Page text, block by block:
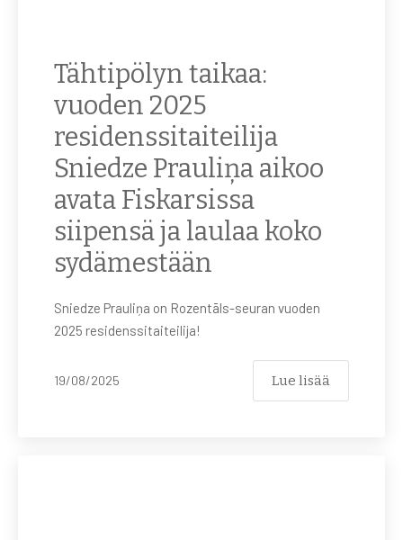
Tähtipölyn taikaa:
vuoden 2025
residenssitaiteilija
Sniedze Prauliņa aikoo
avata Fiskarsissa
siipensä ja laulaa koko
sydämestään
Sniedze Prauliņa on Rozentāls-seuran vuoden
2025 residenssitaiteilija!
19/08/2025 Lue lisää